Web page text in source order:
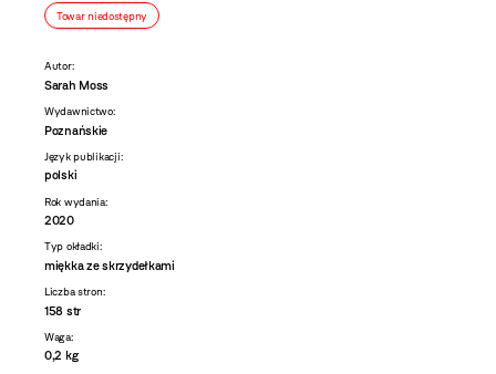
Towar niedostępny
Autor:
Sarah Moss
Wydawnictwo:
Poznańskie
Język publikacji:
polski
Rok wydania:
2020
Typ okładki:
miękka ze skrzydełkami
Liczba stron:
158 str
Waga:
0,2 kg